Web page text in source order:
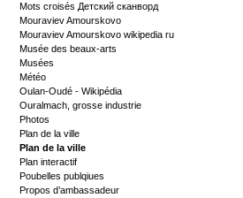
Mots croisés Детский сканворд
Mouraviev Amourskovo
Mouraviev Amourskovo wikipedia ru
Musée des beaux-arts
Musées
Météo
Oulan-Oudé - Wikipédia
Ouralmach, grosse industrie
Photos
Plan de la ville
Plan de la ville
Plan interactif
Poubelles publqiues
Propos d’ambassadeur